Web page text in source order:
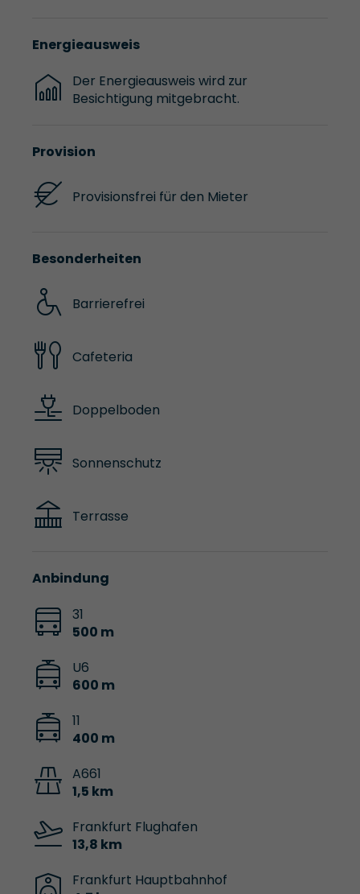
Energieausweis
Der Energieausweis wird zur
Besichtigung mitgebracht.
Provision
Provisionsfrei für den Mieter
Besonderheiten
Barrierefrei
Cafeteria
Doppelboden
Sonnenschutz
Terrasse
Anbindung
31
500 m
U6
600 m
11
400 m
A661
1,5 km
Frankfurt Flughafen
13,8 km
Frankfurt Hauptbahnhof